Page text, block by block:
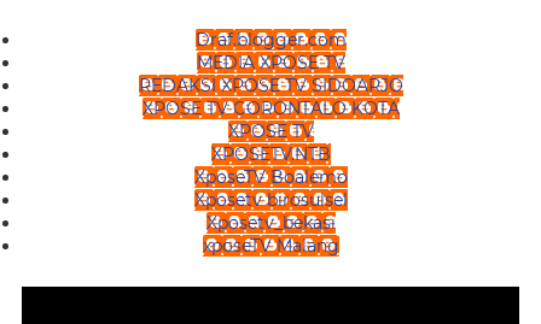
Draf.blogger.com
MEDIA XPOSE TV
REDAKSI XPOSE TV SIDOARJO
XPOSE TV GORONTALO KOTA
XPOSE TV
XPOSETV.NTB
XposeTV Boalemo
Xposetv birosulsel
Xposetv_bekasi
xposeTV Malang